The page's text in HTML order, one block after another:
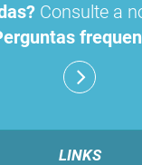
Consulte a
LINKS